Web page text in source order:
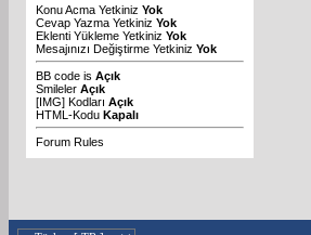
Konu Acma Yetkiniz Yok
Cevap Yazma Yetkiniz Yok
Eklenti Yükleme Yetkiniz Yok
Mesajınızı Değiştirme Yetkiniz Yok
BB code is Açık
Smileler Açık
[IMG] Kodları Açık
HTML-Kodu Kapalı
Forum Rules